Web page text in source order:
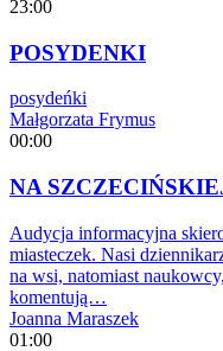
23:00
POSYDENKI
posydeńki
Małgorzata Frymus
00:00
NA
Audycja informacyjna
miasteczek. Nasi
na wsi, natomiast
komentują…
Joanna Maraszek
01:00